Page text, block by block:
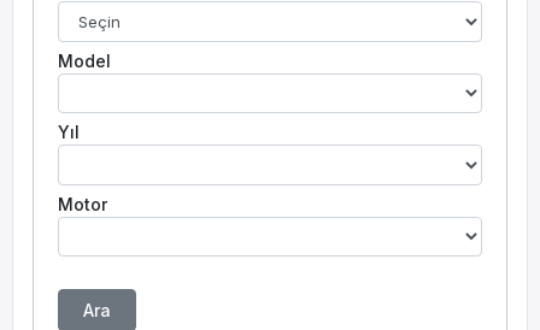
Model
Yıl
Motor
Ara